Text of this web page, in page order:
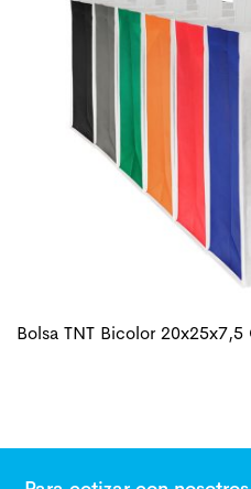
Bolsa TNT Bicolor 20x25x7,5